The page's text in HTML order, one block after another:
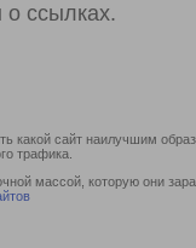
ссылках.
сайт наилучшим
трафика.
массой, которую они